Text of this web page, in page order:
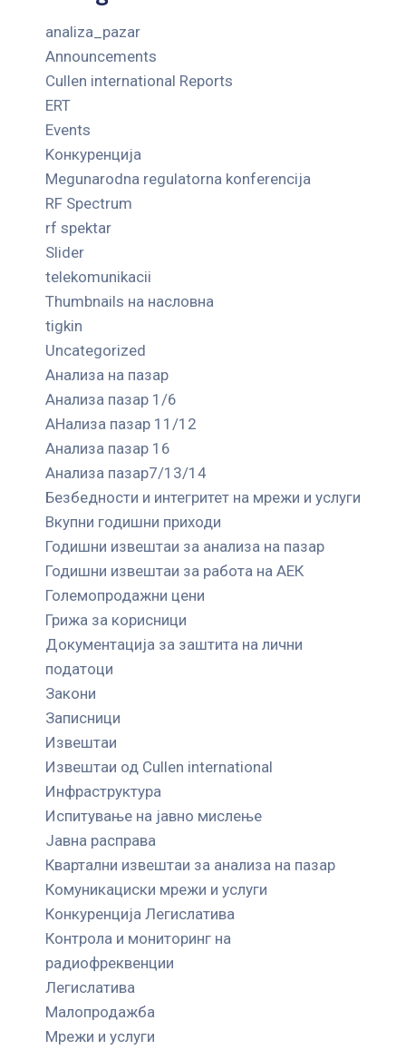
analiza_pazar
Announcements
Cullen international Reports
ERT
Events
Kонкуренција
Megunarodna regulatorna konferencija
RF Spectrum
rf spektar
Slider
telekomunikacii
Thumbnails на насловна
tigkin
Uncategorized
Анализа на пазар
Анализа пазар 1/6
АНализа пазар 11/12
Анализа пазар 16
Анализа пазар7/13/14
Безбедности и интегритет на мрежи и услуги
Вкупни годишни приходи
Годишни извештаи за анализа на пазар
Годишни извештаи за работа на АЕК
Големопродажни цени
Грижа за корисници
Документација за заштита на лични
податоци
Закони
Записници
Извештаи
Извештаи од Cullen international
Инфраструктура
Испитување на јавно мислење
Јавна расправа
Квартални извештаи за анализа на пазар
Комуникациски мрежи и услуги
Конкуренција Легислатива
Контрола и мониторинг на
радиофреквенции
Легислатива
Малопродажба
Мрежи и услуги